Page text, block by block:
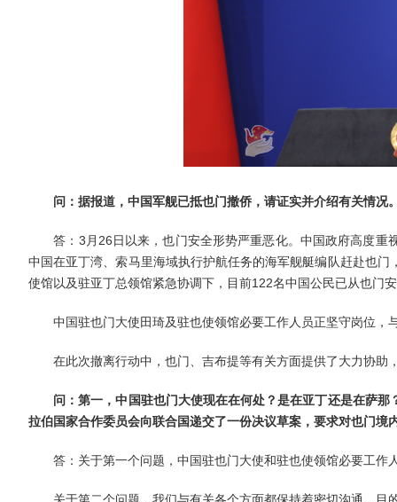
问： 据报道，中国军舰已抵也门撤侨，请证实并介绍有关情况
答：3月26日以来，也门安全形势严重恶化。中国政府高度重
中国在亚丁湾、索马里海域执行护航任务的海军舰艇编队赶赴也
使馆以及驻亚丁总领馆紧急协调下，目前122名中国公民已从也门
中国驻也门大使田琦及驻也使领馆必要工作人员正坚守岗位，
在此次撤离行动中，也门、吉布提等有关方面提供了大力协助
问：第一，中国驻也门大使现在在何处？是在亚丁还是在萨
拉伯国家合作委员会向联合国递交了一份决议草案，要求对也门
答：关于第一个问题，中国驻也门大使和驻也使领馆必要工作